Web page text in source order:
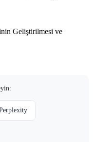
Geliştirilmesi ve